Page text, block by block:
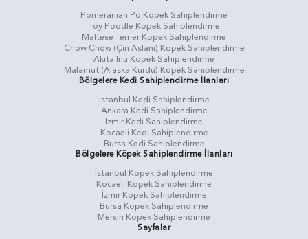
Pomeranian Po Köpek Sahiplendirme
Toy Poodle Köpek Sahiplendirme
Maltese Terrier Köpek Sahiplendirme
Chow Chow (Çin Aslanı) Köpek Sahiplendirme
Akita Inu Köpek Sahiplendirme
Malamut (Alaska Kurdu) Köpek Sahiplendirme
Bölgelere Kedi Sahiplendirme İlanları
İstanbul Kedi Sahiplendirme
Ankara Kedi Sahiplendirme
İzmir Kedi Sahiplendirme
Kocaeli Kedi Sahiplendirme
Bursa Kedi Sahiplendirme
Bölgelere Köpek Sahiplendirme İlanları
İstanbul Köpek Sahiplendirme
Kocaeli Köpek Sahiplendirme
İzmir Köpek Sahiplendirme
Bursa Köpek Sahiplendirme
Mersin Köpek Sahiplendirme
Sayfalar